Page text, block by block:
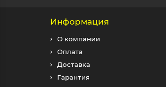
Информация
О компании
Оплата
Доставка
Гарантия